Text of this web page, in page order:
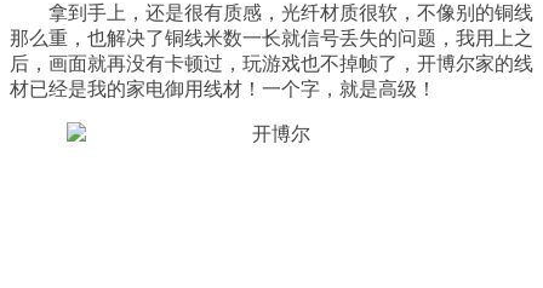
拿到手上，还是很有质感，光纤材质很软，不像别的铜线
那么重，也解决了铜线米数一长就信号丢失的问题，我用上之
后，画面就再没有卡顿过，玩游戏也不掉帧了，开博尔家的线
材已经是我的家电御用线材！一个字，就是高级！